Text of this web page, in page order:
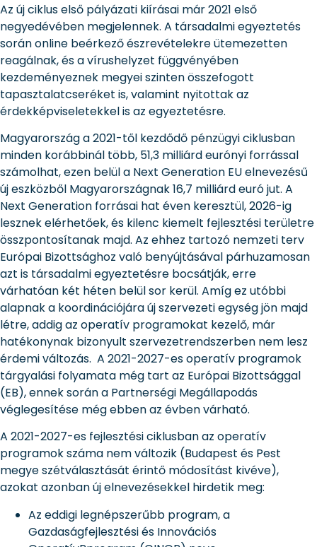
Az új ciklus első pályázati kiírásai már 2021 első
negyedévében megjelennek. A társadalmi egyeztetés
során online beérkező észrevételekre ütemezetten
reagálnak, és a vírushelyzet függvényében
kezdeményeznek megyei szinten összefogott
tapasztalatcseréket is, valamint nyitottak az
érdekképviseletekkel is az egyeztetésre.
Magyarország a 2021-től kezdődő pénzügyi ciklusban
minden korábbinál több, 51,3 milliárd eurónyi forrással
számolhat, ezen belül a Next Generation EU elnevezésű
új eszközből Magyarországnak 16,7 milliárd euró jut. A
Next Generation forrásai hat éven keresztül, 2026-ig
lesznek elérhetőek, és kilenc kiemelt fejlesztési területre
összpontosítanak majd. Az ehhez tartozó nemzeti terv
Európai Bizottsághoz való benyújtásával párhuzamosan
azt is társadalmi egyeztetésre bocsátják, erre
várhatóan két héten belül sor kerül. Amíg ez utóbbi
alapnak a koordinációjára új szervezeti egység jön majd
létre, addig az operatív programokat kezelő, már
hatékonynak bizonyult szervezetrendszerben nem lesz
érdemi változás. A 2021-2027-es operatív programok
tárgyalási folyamata még tart az Európai Bizottsággal
(EB), ennek során a Partnerségi Megállapodás
véglegesítése még ebben az évben várható.
A 2021-2027-es fejlesztési ciklusban az operatív
programok száma nem változik (Budapest és Pest
megye szétválasztását érintő módosítást kivéve),
azokat azonban új elnevezésekkel hirdetik meg:
Az eddigi legnépszerűbb program, a
Gazdaságfejlesztési és Innovációs